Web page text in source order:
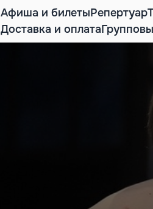
Афиша и билетыРепертуар
Доставка и оплата